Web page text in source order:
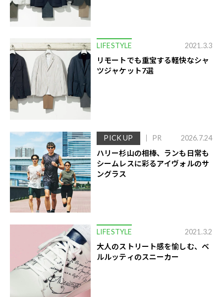
LIFESTYLE 2021.3.3
リモートでも重宝する軽快なシャ
ツジャケット7選
PICK UP PR 2026.7.24
ハリー杉山の相棒、ランも日常も
シームレスに彩るアイヴォルのサ
ングラス
LIFESTYLE 2021.3.2
大人のストリート感を愉しむ、ベ
ルルッティのスニーカー